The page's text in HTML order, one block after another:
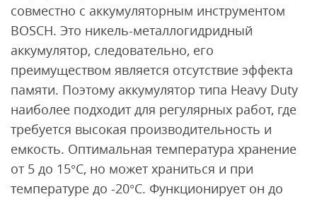
совместно с аккумуляторным инструментом
BOSCH. Это никель-металлогидридный
аккумулятор, следовательно, его
преимуществом является отсутствие эффекта
памяти. Поэтому аккумулятор типа Heavy Duty
наиболее подходит для регулярных работ, где
требуется высокая производительность и
емкость. Оптимальная температура хранение
от 5 до 15°С, но может храниться и при
температуре до -20°С. Функционирует он до